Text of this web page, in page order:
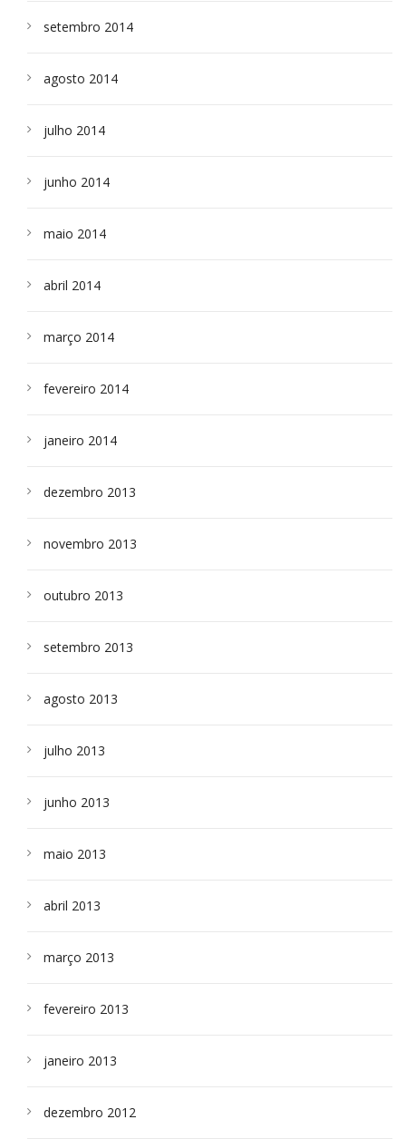
setembro 2014
agosto 2014
julho 2014
junho 2014
maio 2014
abril 2014
março 2014
fevereiro 2014
janeiro 2014
dezembro 2013
novembro 2013
outubro 2013
setembro 2013
agosto 2013
julho 2013
junho 2013
maio 2013
abril 2013
março 2013
fevereiro 2013
janeiro 2013
dezembro 2012